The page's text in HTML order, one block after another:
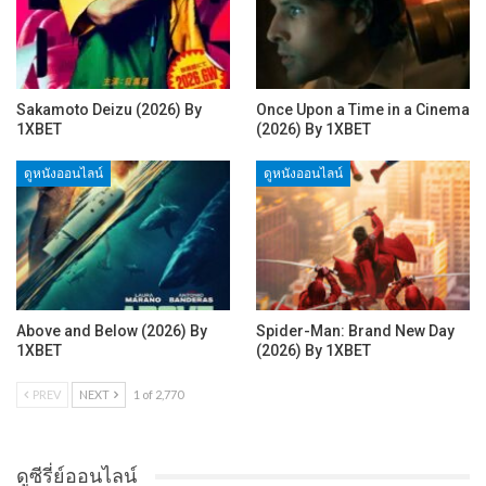
Sakamoto Deizu (2026) By
1XBET
Once Upon a Time in a Cinema
(2026) By 1XBET
ดูหนังออนไลน์
Above and Below (2026) By
1XBET
ดูหนังออนไลน์
Spider-Man: Brand New Day
(2026) By 1XBET
PREV NEXT 1 of 2,770
ดูซีรี่ย์ออนไลน์